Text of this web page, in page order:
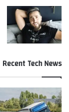
Recent Tech News